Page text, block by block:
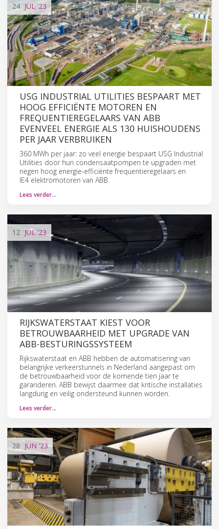
24 JUL'23
USG INDUSTRIAL UTILITIES BESPAART MET
HOOG EFFICIËNTE MOTOREN EN
FREQUENTIEREGELAARS VAN ABB
EVENVEEL ENERGIE ALS 130 HUISHOUDENS
PER JAAR VERBRUIKEN
360 MWh per jaar: zo veel energie bespaart USG Industrial
Utilities door hun condensaatpompen te upgraden met
negen hoog energie-efficiënte frequentieregelaars en
IE4 elektromotoren van ABB.
Lees verder…
12 JUL '23
RIJKSWATERSTAAT KIEST VOOR
BETROUWBAARHEID MET UPGRADE VAN
ABB-BESTURINGSSYSTEEM
Rijkswaterstaat en ABB hebben de automatisering van
belangrijke verkeerstunnels in Nederland aangepast om
de betrouwbaarheid voor de komende tien jaar te
garanderen. ABB bewijst daarmee dat kritische installaties
langdurig en veilig ondersteund kunnen worden.
Lees verder…
28 JUN '23